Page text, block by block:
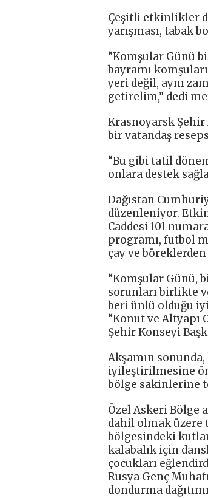
Çeşitli etkinlikler
yarışması, tabak
“Komşular Günü
bayramı
yeri değil, aynı
getirelim,” dedi
Krasnoyarsk
bir vatandaş
“Bu gibi tatil
onlara destek
Dağıstan
düzenleniyor.
Caddesi 101
programı, futbol
çay ve
“Komşular Günü,
sorunları birlikte
beri ünlü olduğu
“Konut ve
Şehir Konseyi
Akşamın
iyileştirilmesine
bölge sakinlerine
Özel Askeri Bölge
dahil olmak üzere
bölgesindeki
kalabalık için
çocukları
Rusya Genç
dondurma